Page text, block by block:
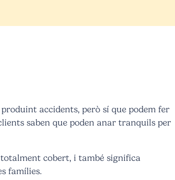
accidents, però sí que podem fer
saben que poden anar tranquils per
totalment cobert, i també significa
famílies.